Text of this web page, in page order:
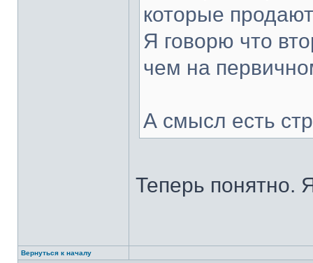
которые
Я говорю что
чем на
А смысл есть
Теперь понятно.
Вернуться к началу